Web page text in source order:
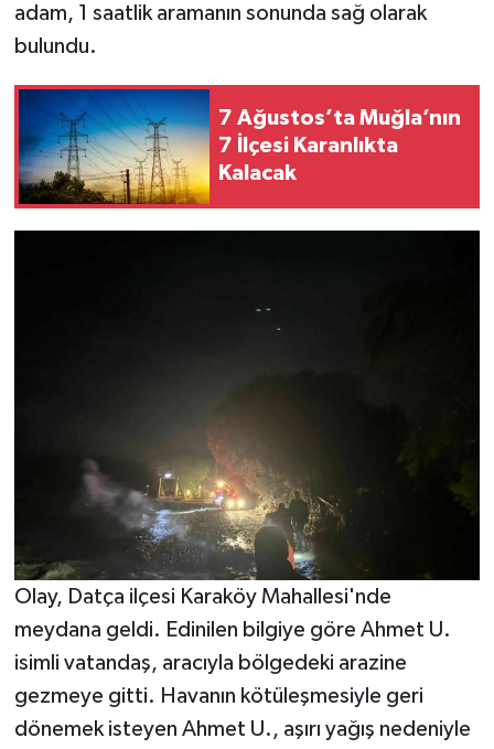
adam, 1 saatlik aramanın sonunda sağ olarak
bulundu.
7 Ağustos’ta Muğla’nın
7 İlçesi Karanlıkta
Kalacak
Olay, Datça ilçesi Karaköy Mahallesi'nde
meydana geldi. Edinilen bilgiye göre Ahmet U.
isimli vatandaş, aracıyla bölgedeki arazine
gezmeye gitti. Havanın kötüleşmesiyle geri
dönemek isteyen Ahmet U., aşırı yağış nedeniyle